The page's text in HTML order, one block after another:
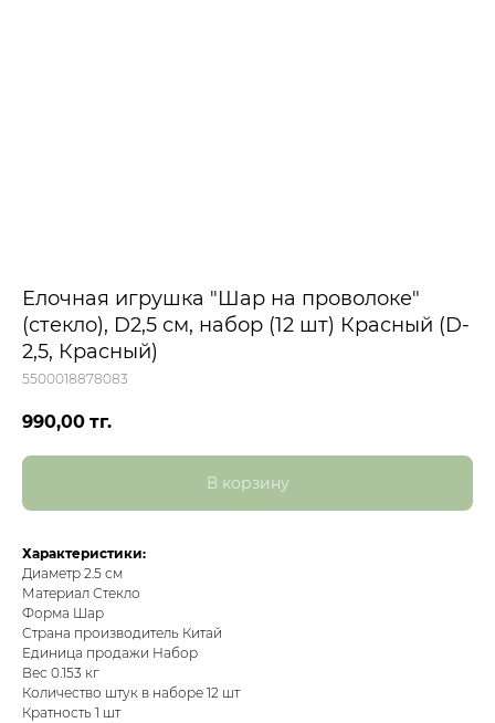
Елочная игрушка "Шар на проволоке"
(стекло), D2,5 см, набор (12 шт) Красный (D-
2,5, Красный)
5500018878083
990,00 тг.
В корзину
Характеристики:
Диаметр 2.5 см
Материал Стекло
Форма Шар
Страна производитель Китай
Единица продажи Набор
Вес 0.153 кг
Количество штук в наборе 12 шт
Кратность 1 шт